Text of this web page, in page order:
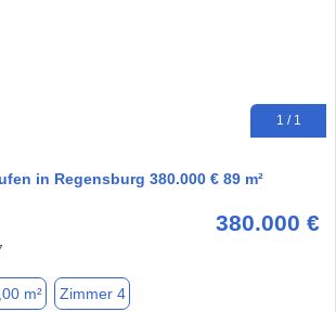
1 / 1
in Regensburg 380.000 € 89 m²
380.000 €
m² Zimmer 4